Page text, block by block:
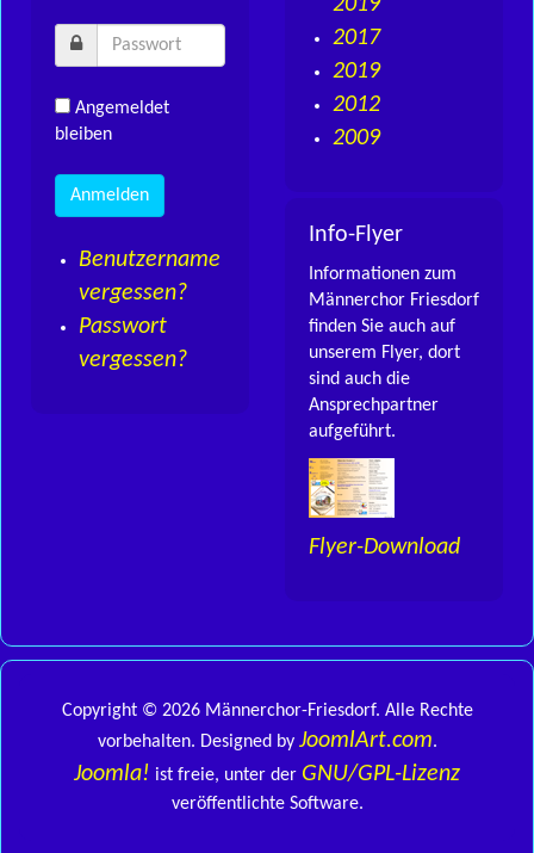
Angemeldet
bleiben
Benutzername
vergessen?
Passwort
vergessen?
2019
2017
2019
2012
2009
Info-Flyer
Informationen zum
Männerchor Friesdorf
finden Sie auch auf
unserem Flyer, dort
sind auch die
Ansprechpartner
aufgeführt.
Flyer-Download
Copyright © 2026 Männerchor-Friesdorf. Alle Rechte
vorbehalten. Designed by JoomlArt.com.
Joomla! ist freie, unter der GNU/GPL-Lizenz
veröffentlichte Software.